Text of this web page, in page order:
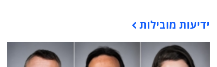
תוכן פרסומי
ידיעות מובילות